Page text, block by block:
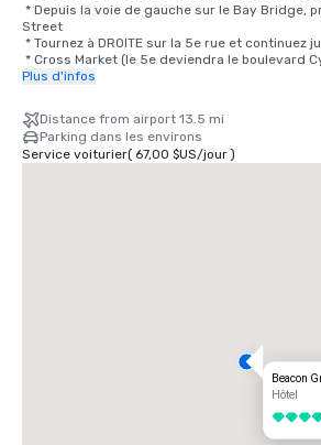
* Depuis la voie de gauche sur le Bay Bridge,
Street
* Tournez à DROITE sur la 5e rue et continuez
* Cross Market (le 5e deviendra le boulevard
* Continuez sur 2 pâtés de maisons jusqu'à
* Tournez à GAUCHE sur Powell
* Le Beacon Grand Hotel se trouve à l'angle
à Union Square, à San Francisco
En direction du sud jusqu'à San Francisco, en
* Prenez la Highway 101 South jusqu'à San
Plus d'infos
Distance from airport 13.5 mi
Parking dans les environs
Service voiturier( 67,00 $US/jour)
Beacon
Hôtel
4 sur 5